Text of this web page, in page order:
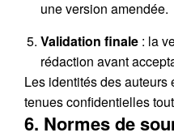
une version amendée.
Validation finale : la
rédaction avant
Les identités des auteurs
tenues confidentielles
6. Normes de